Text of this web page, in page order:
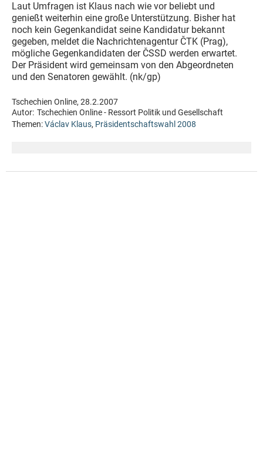
Laut Umfragen ist Klaus nach wie vor beliebt und
genießt weiterhin eine große Unterstützung. Bisher hat
noch kein Gegenkandidat seine Kandidatur bekannt
gegeben, meldet die Nachrichtenagentur ČTK (Prag),
mögliche Gegenkandidaten der ČSSD werden erwartet.
Der Präsident wird gemeinsam von den Abgeordneten
und den Senatoren gewählt. (nk/gp)
Tschechien Online, 28.2.2007
Autor: Tschechien Online - Ressort Politik und Gesellschaft
Themen:Václav Klaus, Präsidentschaftswahl 2008